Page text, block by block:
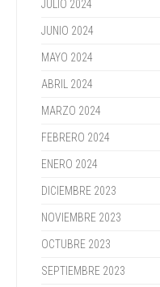
JULIO 2024
JUNIO 2024
MAYO 2024
ABRIL 2024
MARZO 2024
FEBRERO 2024
ENERO 2024
DICIEMBRE 2023
NOVIEMBRE 2023
OCTUBRE 2023
SEPTIEMBRE 2023